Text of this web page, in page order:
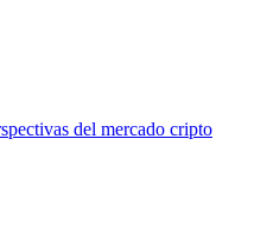
del mercado cripto